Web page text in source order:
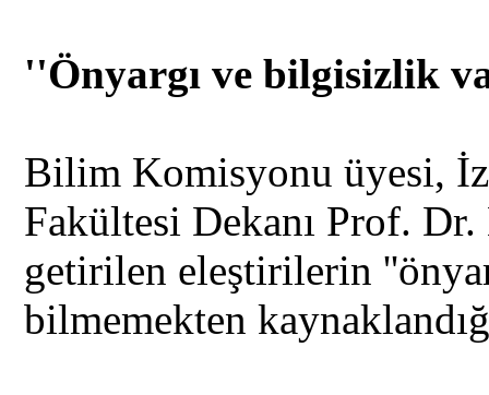
''Önyargı ve bilgisizlik
Bilim Komisyonu üyesi,
Fakültesi Dekanı Prof. Dr.
getirilen eleştirilerin
bilmemekten